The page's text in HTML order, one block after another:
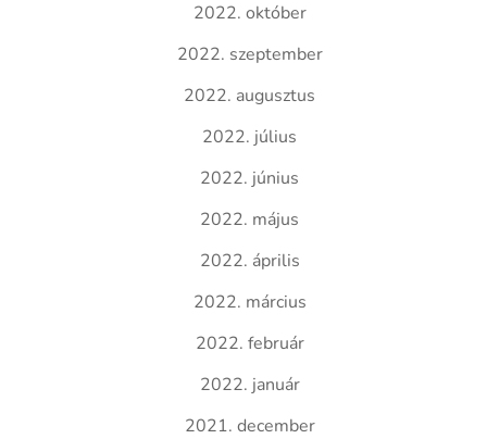
2022. október
2022. szeptember
2022. augusztus
2022. július
2022. június
2022. május
2022. április
2022. március
2022. február
2022. január
2021. december